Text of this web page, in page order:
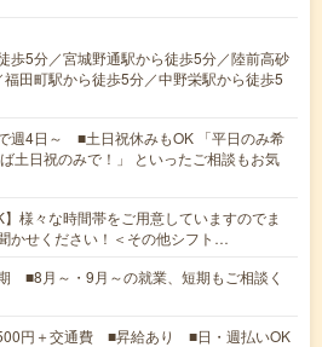
歩5分／宮城野通駅から徒歩5分／陸前高砂
田町駅から徒歩5分／中野栄駅から徒歩5
週4日～ ■土日祝休みもOK 「平日のみ希
土日祝のみで！」 といったご相談もお気
】様々な時間帯をご用意していますのでま
かせください！＜その他シフト…
■8月～・9月～の就業、短期もご相談く
円＋交通費 ■昇給あり ■日・週払いOK